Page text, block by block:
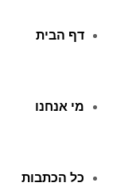
דף הבית
מי אנחנו
כל הכתבות